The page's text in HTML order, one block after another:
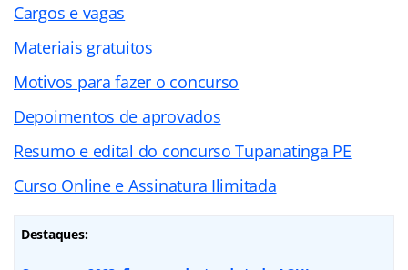
Cargos e vagas
Materiais gratuitos
Motivos para fazer o concurso
Depoimentos de aprovados
Resumo e edital do concurso Tupanatinga PE
Curso Online e Assinatura Ilimitada
Destaques: